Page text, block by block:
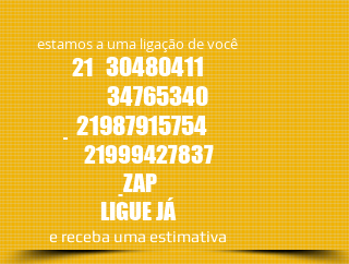
estamos a uma ligação de você
2130480411
34765340
21987915754
21999427837
ZAP
LIGUE JÁ
​e receba uma estimativa